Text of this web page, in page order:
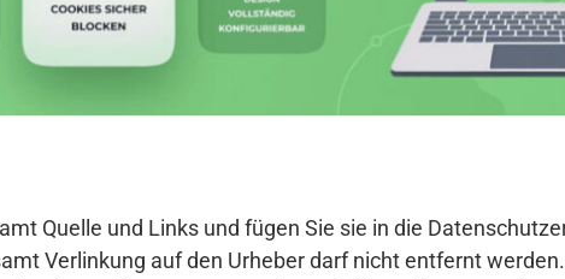
Quelle und Links und fügen Sie sie in die
Verlinkung auf den Urheber darf nicht entfernt